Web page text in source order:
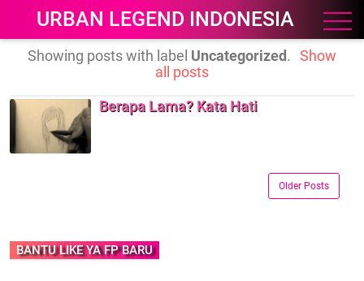
URBAN LEGEND INDONESIA
Showing posts with label Uncategorized .
Show
all posts
Berapa Lama? Kata Hati
Older Posts
BANTU LIKE YA FP BARU